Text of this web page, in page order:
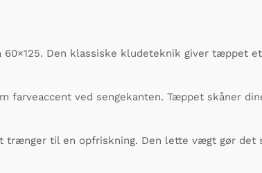
Den klassiske kludeteknik giver tæppet
farveaccent ved sengekanten. Tæppet skåner
til en opfriskning. Den lette vægt gør det